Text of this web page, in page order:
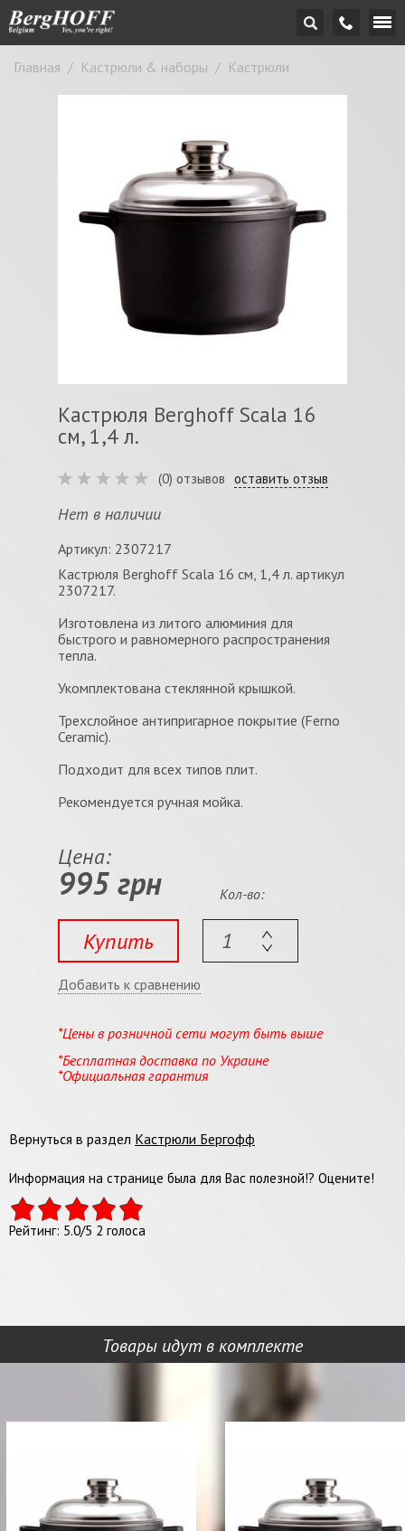
Главная / Кастрюли & наборы / Кастрюли
Кастрюля Berghoff Scala 16
см, 1,4 л.
(0) отзывов оставить отзыв
Нет в наличии
Артикул: 2307217
Кастрюля Berghoff Scala 16 см, 1,4 л. артикул
2307217.
Изготовлена из литого алюминия для
быстрого и равномерного распространения
тепла.
Укомплектована стеклянной крышкой.
Трехслойное антипригарное покрытие (Ferno
Ceramic).
Подходит для всех типов плит.
Рекомендуется ручная мойка.
Цена:
995 грн
Купить
Кол-во:
Добавить к сравнению
*Цены в розничной сети могут быть выше
*Бесплатная доставка по Украине
*Официальная гарантия
Вернуться в раздел Кастрюли Бергофф
Информация на странице была для Вас полезной!? Оцените!
Рейтинг: 5.0/5 2 голоса
Товары идут в комплекте